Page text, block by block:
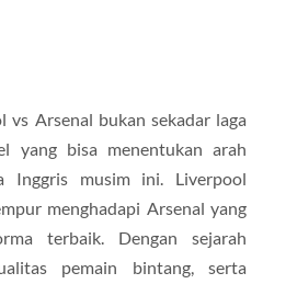
vs Arsenal bukan sekadar laga
yang bisa menentukan arah
Inggris musim ini. Liverpool
menghadapi Arsenal yang
terbaik. Dengan sejarah
pemain bintang, serta